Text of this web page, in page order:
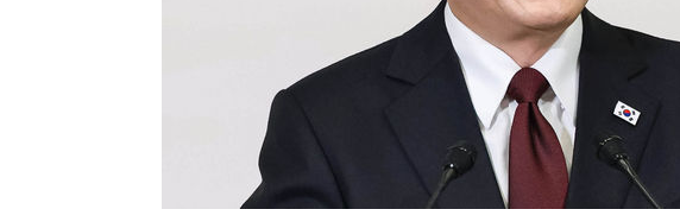
[속보] "이란-오만, 호르무즈 해협 통행 항로 합의" 이란 외무부 대변인